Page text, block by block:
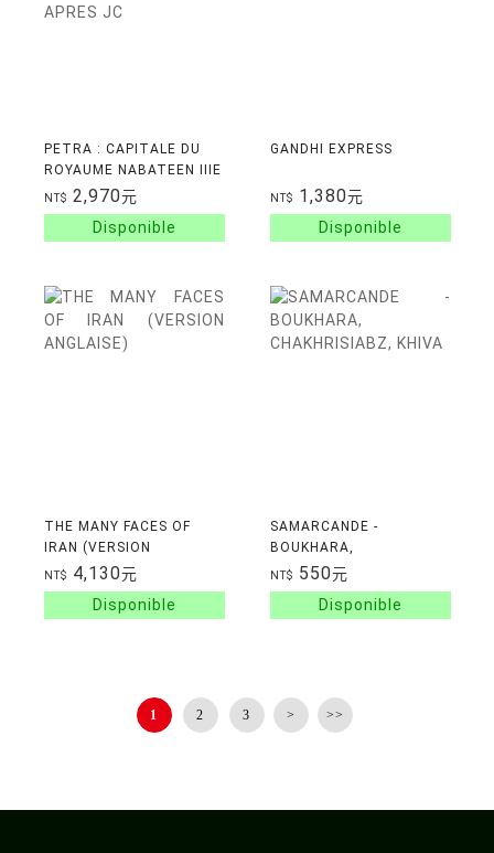
PETRA : CAPITALE DU
ROYAUME NABATEEN IIIE
SIECLE AVANT - IIE
SIECLE APRES JC
NT$ 2,970元
GANDHI EXPRESS
NT$ 1,380元
THE MANY FACES OF
IRAN (VERSION
ANGLAISE)
NT$ 4,130元
SAMARCANDE -
BOUKHARA,
CHAKHRISIABZ, KHIVA
NT$ 550元
1 2 3 > >>